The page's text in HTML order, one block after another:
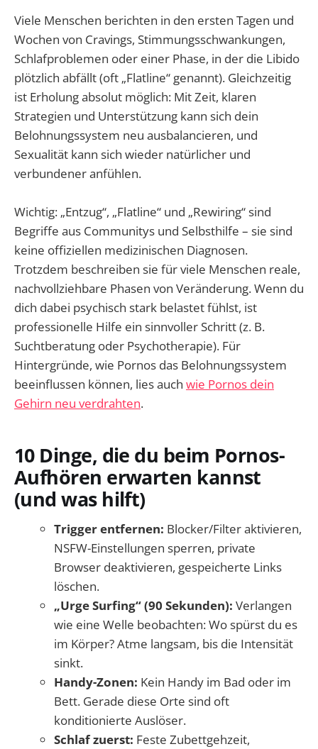
Viele Menschen berichten in den ersten Tagen und
Wochen von Cravings, Stimmungsschwankungen,
Schlafproblemen oder einer Phase, in der die Libido
plötzlich abfällt (oft „Flatline“ genannt). Gleichzeitig
ist Erholung absolut möglich: Mit Zeit, klaren
Strategien und Unterstützung kann sich dein
Belohnungssystem neu ausbalancieren, und
Sexualität kann sich wieder natürlicher und
verbundener anfühlen.
Wichtig: „Entzug“, „Flatline“ und „Rewiring“ sind
Begriffe aus Communitys und Selbsthilfe – sie sind
keine offiziellen medizinischen Diagnosen.
Trotzdem beschreiben sie für viele Menschen reale,
nachvollziehbare Phasen von Veränderung. Wenn du
dich dabei psychisch stark belastet fühlst, ist
professionelle Hilfe ein sinnvoller Schritt (z. B.
Suchtberatung oder Psychotherapie). Für
Hintergründe, wie Pornos das Belohnungssystem
beeinflussen können, lies auch wie Pornos dein
Gehirn neu verdrahten.
10 Dinge, die du beim Pornos-
Aufhören erwarten kannst
(und was hilft)
Trigger entfernen: Blocker/Filter aktivieren,
NSFW-Einstellungen sperren, private
Browser deaktivieren, gespeicherte Links
löschen.
„Urge Surfing“ (90 Sekunden): Verlangen
wie eine Welle beobachten: Wo spürst du es
im Körper? Atme langsam, bis die Intensität
sinkt.
Handy-Zonen: Kein Handy im Bad oder im
Bett. Gerade diese Orte sind oft
konditionierte Auslöser.
Schlaf zuerst: Feste Zubettgehzeit,